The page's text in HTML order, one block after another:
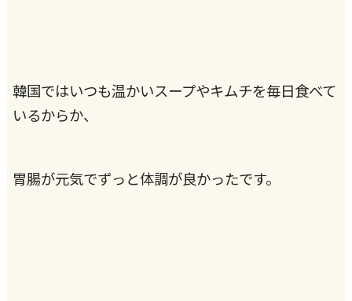
韓国ではいつも温かいスープやキムチを毎日食べて
いるからか、
胃腸が元気でずっと体調が良かったです。